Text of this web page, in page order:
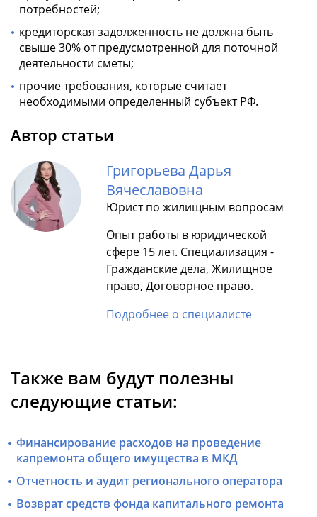
потребностей;
кредиторская задолженность не должна быть
свыше 30% от предусмотренной для поточной
деятельности сметы;
прочие требования, которые считает
необходимыми определенный субъект РФ.
Автор статьи
Григорьева Дарья
Вячеславовна
Юрист по жилищным вопросам
Опыт работы в юридической
сфере 15 лет. Специализация -
Гражданские дела, Жилищное
право, Договорное право.
Подробнее о специалисте
Также вам будут полезны
следующие статьи:
Финансирование расходов на проведение
капремонта общего имущества в МКД
Отчетность и аудит регионального оператора
Возврат средств фонда капитального ремонта